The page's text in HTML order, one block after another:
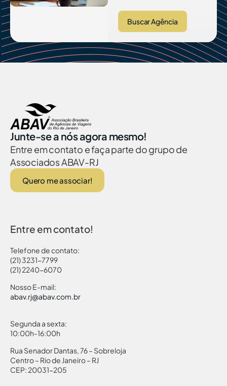
Buscar Agência
Junte-se a nós agora mesmo!
Entre em contato e faça parte do grupo de
Associados ABAV-RJ
Quero me associar!
Entre em contato!
Telefone de contato:
(21) 3231-7799
(21) 2240-6070
Nosso E-mail:
abav.rj@abav.com.br
Segunda a sexta:
10:00h-16:00h
Rua Senador Dantas, 76 – Sobreloja
Centro – Rio de Janeiro – RJ
CEP: 20031-205